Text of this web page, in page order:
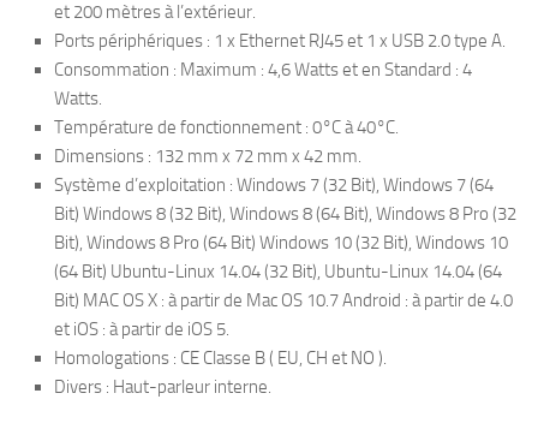
et 200 mètres à l’extérieur.
Ports périphériques : 1 x Ethernet RJ45 et 1 x USB 2.0 type A.
Consommation : Maximum : 4,6 Watts et en Standard : 4
Watts.
Température de fonctionnement : 0°C à 40°C.
Dimensions : 132 mm x 72 mm x 42 mm.
Système d’exploitation : Windows 7 (32 Bit), Windows 7 (64
Bit) Windows 8 (32 Bit), Windows 8 (64 Bit), Windows 8 Pro (32
Bit), Windows 8 Pro (64 Bit) Windows 10 (32 Bit), Windows 10
(64 Bit) Ubuntu-Linux 14.04 (32 Bit), Ubuntu-Linux 14.04 (64
Bit) MAC OS X : à partir de Mac OS 10.7 Android : à partir de 4.0
et iOS : à partir de iOS 5.
Homologations : CE Classe B ( EU, CH et NO ).
Divers : Haut-parleur interne.